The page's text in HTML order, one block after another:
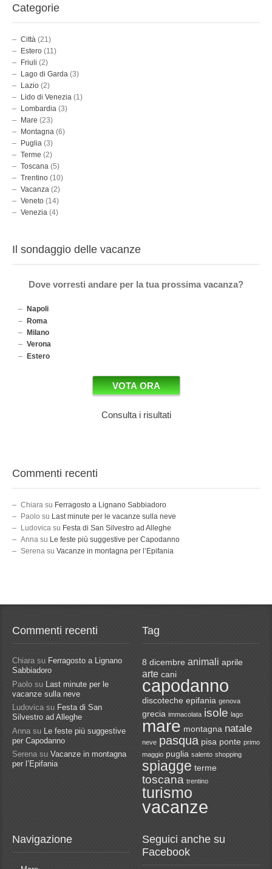
Categorie
Città (21)
Estero (11)
Friuli (2)
Lago di Garda (3)
Lazio (2)
Lido di Venezia (1)
Lombardia (3)
Mare (23)
Montagna (6)
Puglia (3)
Terme (2)
Toscana (5)
Trentino (10)
Vacanza (2)
Veneto (14)
Venezia (4)
Il sondaggio delle vacanze
Dove vorresti andare per la tua prossima vacanza?
Napoli
Roma
Milano
Verona
Estero
Consulta i risultati
Commenti recenti
Chiara su Ferragosto a Lignano Sabbiadoro
Paolo su Last minute per le vacanze sulla neve
Ludovica su Festa di San Silvestro ad Alleghe
Anna su Le feste più suggestive per Capodanno
Serena su Vacanze in montagna per l’Epifania
Commenti recenti
Chiarasu Ferragosto a Lignano
Sabbiadoro
Paolo su
Last minute per le
vacanze sulla neve
Ludovica su Festa di San
Silvestro ad Alleghe
Anna su
Le feste più suggestive
per Capodanno
Serena su Vacanze in montagna
per l’Epifania
Tag
8 dicembre animali aprile
arte cani
capodanno
discoteche epifania genova
grecia immacolata isole lago
mare montagna natale
neve pasqua pisa ponte primo
maggio puglia salento shopping
spiagge terme
toscana trentino
turismo
vacanze
Navigazione
Seguici anche su
Facebook